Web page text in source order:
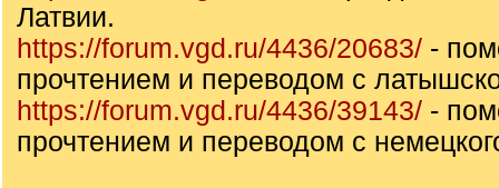
Латвии.
https://forum.vgd.ru/4436/20683/ -
прочтением и переводом с
https://forum.vgd.ru/4436/39143/ -
прочтением и переводом с